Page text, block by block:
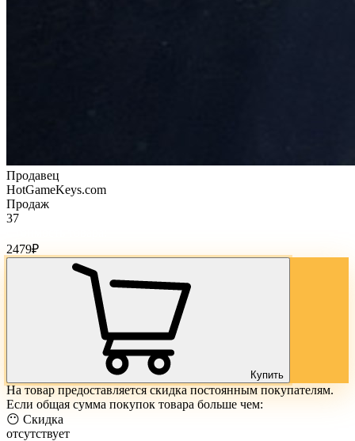
Продавец
HotGameKeys.com
Продаж
37
2479₽
Купить
На товар предоставляется скидка постоянным покупателям.
Если общая сумма покупок товара больше чем:
😶 Скидка
отсутствует